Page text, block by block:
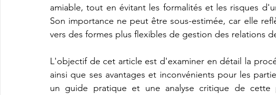
amiable, tout en évitant les formalités et les risques
Son importance ne peut être sous-estimée, car elle
vers des formes plus flexibles de gestion des relations
L'objectif de cet article est d'examiner en détail la
ainsi que ses avantages et inconvénients pour les
un guide pratique et une analyse critique de cette